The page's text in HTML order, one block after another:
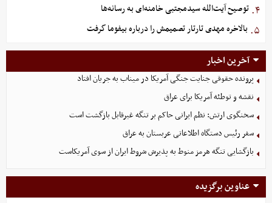
۴. توصیح آیت‌الله سیدمجتبی خامنه‌ای به رسانه‌ها
۵. بالاخره مهدی تارتار تصمیمش را درباره بیفوما گرفت
آخرین اخبار
پرونده حقوقی جنایت جنگی آمریکا در میناب به جریان افتاد
نقشه و توطئه آمریکا برای عراق
سخنگوی ارتش: نظم ایرانی حاکم بر تنگه غیرقابل بازگشت است
سفر رئیس دستگاه اطلاعاتی عربستان به عراق
بازگشایی تنگه هرمز منوط به پذیرش شروط ایران از سوی آمریکاست
عناوین برگزیده